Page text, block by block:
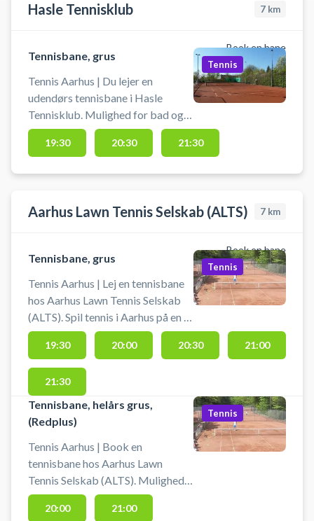
Hasle Tennisklub 7 km
Book en bane
Tennisbane, grus
Tennis Aarhus | Du lejer en
udendørs tennisbane i Hasle
Tennisklub. Mulighed for bad og
omklædning. Husk at efterlade
banen fejet og med rene linjer.
Tennis
19:30 20:30 21:30
Aarhus Lawn Tennis Selskab (ALTS) 7 km
Book en bane
Tennisbane, grus
Tennis Aarhus | Lej en tennisbane
hos Aarhus Lawn Tennis Selskab
(ALTS). Spil tennis i Aarhus på en af
de udendørs grusbaner hos Aarhus
Lawn Tennis.
Tennis
19:30 20:00 20:30 21:00
21:30
Tennisbane, helårs grus,
(Redplus)
Tennis Aarhus | Book en
tennisbane hos Aarhus Lawn
Tennis Selskab (ALTS). Mulighed
for bad og omklædning.
Medbring selv ketcher og bolde.
Tennis
20:00 21:00